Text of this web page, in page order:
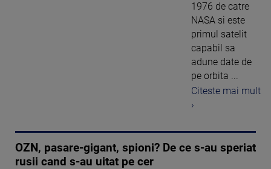
1976 de catre
NASA si este
primul satelit
capabil sa
adune date de
pe orbita ...
Citeste mai mult
›
OZN, pasare-gigant, spioni? De ce s-au speriat
rusii cand s-au uitat pe cer